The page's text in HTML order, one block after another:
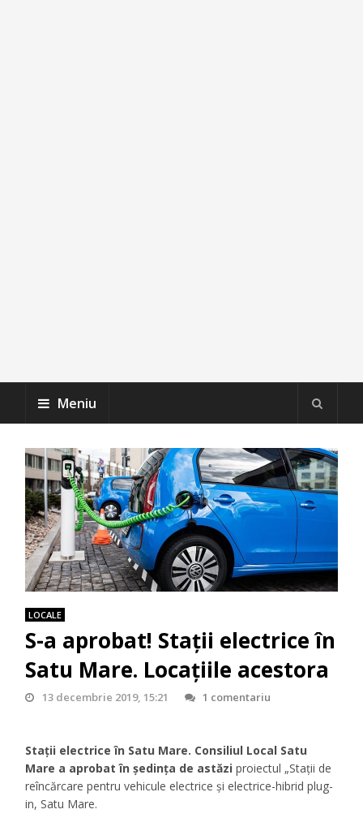
Meniu
LOCALE
S-a aprobat! Staţii electrice în
Satu Mare. Locaţiile acestora
13 decembrie 2019, 15:21 1 comentariu
Staţii electrice în Satu Mare. Consiliul Local Satu
Mare a aprobat în şedinţa de astăziproiectul „Staţii de
reîncărcare pentru vehicule electrice şi electrice-hibrid plug-
in, Satu Mare.